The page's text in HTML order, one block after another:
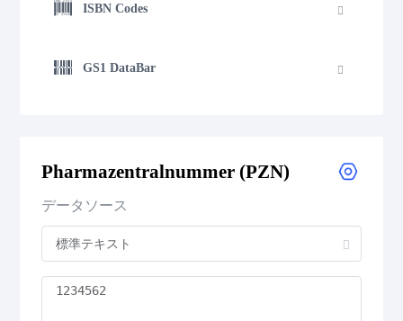
ISBN Codes
GS1 DataBar
HIBC Aztec Code
HIBC Codablock F
Pharmazentralnummer (PZN)
データソース